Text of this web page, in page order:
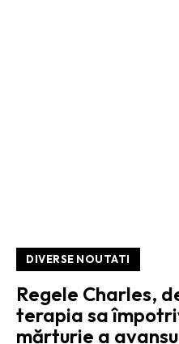
DIVERSE NOUTATI
Regele Charles,
terapia sa
mărturie a